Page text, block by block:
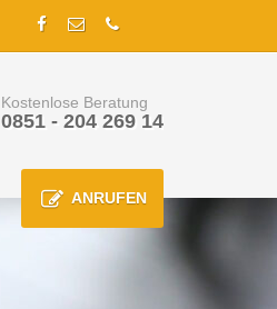
Kostenlose Beratung
0851 - 204 269 14
ANRUFEN